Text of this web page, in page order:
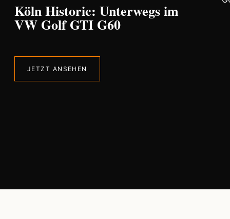
Köln Historic: Unterwegs im
VW Golf GTI G60
JETZT ANSEHEN